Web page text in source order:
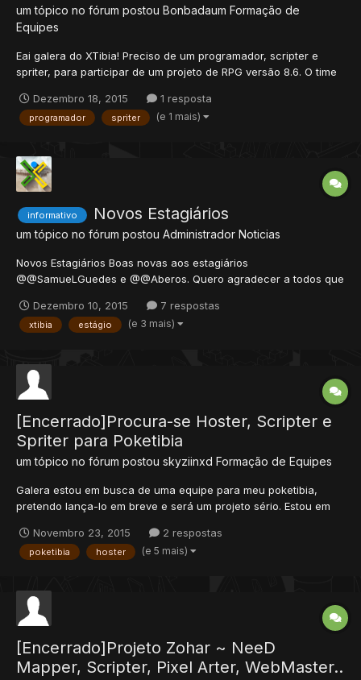
um tópico no fórum postou Bonbadaum Formação de
Equipes
Eai galera do XTibia! Preciso de um programador, scripter e
spriter, para participar de um projeto de RPG versão 8.6. O time
(editor de cliente), 1/1 (quest maker), 1/1 (criador de historias),
1/2 (spriter), 2/3 (scripter)....
Dezembro 18, 2015 1 resposta
programador spriter (e 1 mais)
informativo Novos Estagiários
um tópico no fórum postou Administrador Noticias
Novos Estagiários Boas novas aos estagiários
@@SamueLGuedes e @@Aberos. Quero agradecer a todos que
chamado para o estágio, pois você poderá ser o próximo . E
também aos "engraçadinhos", pelas zueiras no formulário, a
Dezembro 10, 2015 7 respostas
xtibia estágio (e 3 mais)
[Encerrado]Procura-se Hoster, Scripter e
Spriter para Poketibia
um tópico no fórum postou skyziinxd Formação de Equipes
Galera estou em busca de uma equipe para meu poketibia,
pretendo lança-lo em breve e será um projeto sério. Estou em
scripter e 1 hoster. Para se candidatar preencha o seguinte
formulário e eu retornarei o mais breve possível com mais infor...
Novembro 23, 2015 2 respostas
poketibia hoster (e 5 mais)
[Encerrado]Projeto Zohar ~ NeeD
Mapper, Scripter, Pixel Arter, WebMaster..